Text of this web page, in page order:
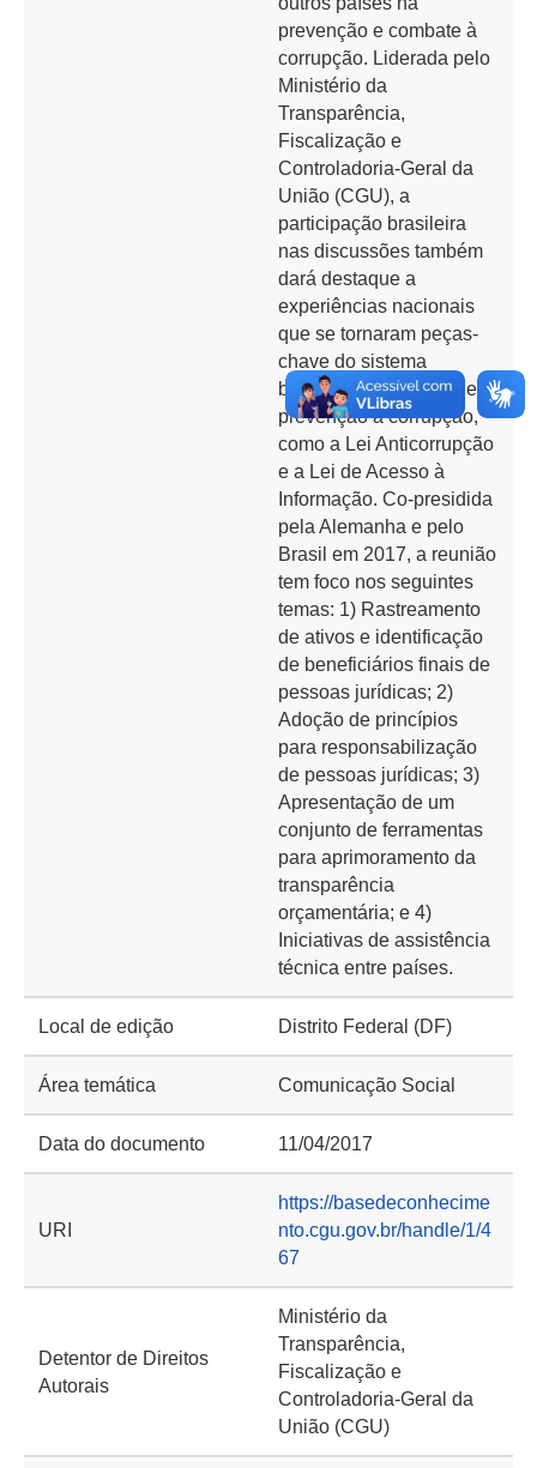
prevenção e combate à
corrupção. Liderada pelo
Ministério da
Transparência,
Fiscalização e
Controladoria‐Geral da
União (CGU), a
participação brasileira
nas discussões também
dará destaque a
experiências nacionais
que se tornaram peças‐
chave do sistema
brasileiro de combate e
prevenção à corrupção,
como a Lei Anticorrupção
e a Lei de Acesso à
Informação. Co‐presidida
pela Alemanha e pelo
Brasil em 2017, a reunião
tem foco nos seguintes
temas: 1) Rastreamento
de ativos e identificação
de beneficiários finais de
pessoas jurídicas; 2)
Adoção de princípios
para responsabilização
de pessoas jurídicas; 3)
Apresentação de um
conjunto de ferramentas
para aprimoramento da
transparência
orçamentária; e 4)
Iniciativas de assistência
técnica entre países.
Local de edição Distrito Federal (DF)
Área temática Comunicação Social
Data do documento 11/04/2017
URI
https://basedeconhecime
nto.cgu.gov.br/handle/1/4
67
Detentor de Direitos
Autorais
Ministério da
Transparência,
Fiscalização e
Controladoria-Geral da
União (CGU)